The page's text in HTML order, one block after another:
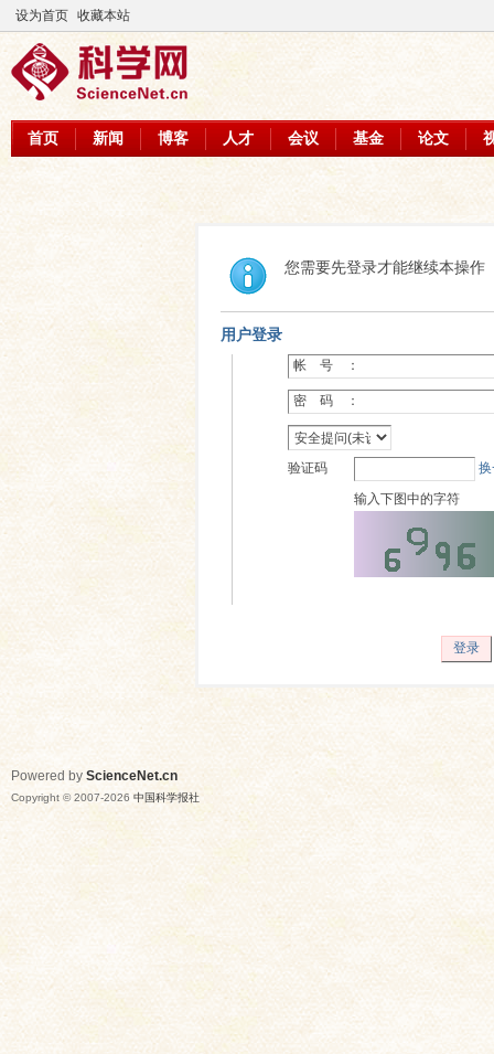
设为首页 收藏本站
首页 新闻 博客 人才 会议 基金 论文
您需要先登录才能继续本操作
用户登录
帐 号 ：
密 码 ：
验证码
输入下图中的字符
登录
Powered by ScienceNet.cn
Copyright © 2007-2026 中国科学报社